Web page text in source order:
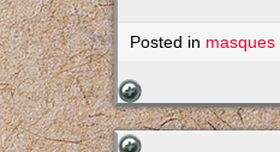
Posted in masques